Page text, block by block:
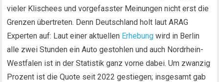
vieler Klischees und vorgefasster Meinungen nicht erst die
Grenzen übertreten. Denn Deutschland holt laut ARAG
Experten auf: Laut einer aktuellen Erhebung wird in Berlin
alle zwei Stunden ein Auto gestohlen und auch Nordrhein-
Westfalen ist in der Statistik ganz vorne dabei. Um zwanzig
Prozent ist die Quote seit 2022 gestiegen; insgesamt gab